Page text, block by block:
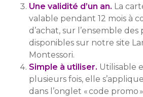
Une validité d’un an. La
valable pendant 12 mois à
d’achat, sur l’ensemble
disponibles sur notre site
Montessori.
Simple à utiliser. Utilisable
plusieurs fois, elle
dans l’onglet « code promo